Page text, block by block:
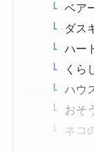
ベア
ダス
ハー
くら
ハウ
おそ
ネコ